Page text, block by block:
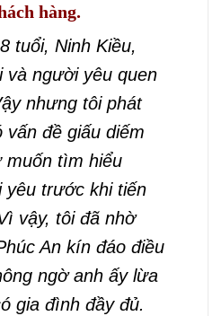
hàng.
tuổi, Ninh Kiều,
và người yêu quen
nhưng tôi phát
vấn đề giấu diếm
muốn tìm hiểu
yêu trước khi tiến
vậy, tôi đã nhờ
An kín đáo điều
ngờ anh ấy lừa
gia đình đầy đủ.